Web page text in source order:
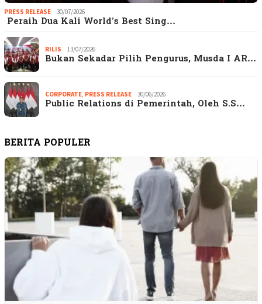
PRESS RELEASE 30/07/2026
Peraih Dua Kali World’s Best Sing…
RILIS 13/07/2026
Bukan Sekadar Pilih Pengurus, Musda I AR…
CORPORATE, PRESS RELEASE 30/06/2026
Public Relations di Pemerintah, Oleh S.S…
BERITA POPULER